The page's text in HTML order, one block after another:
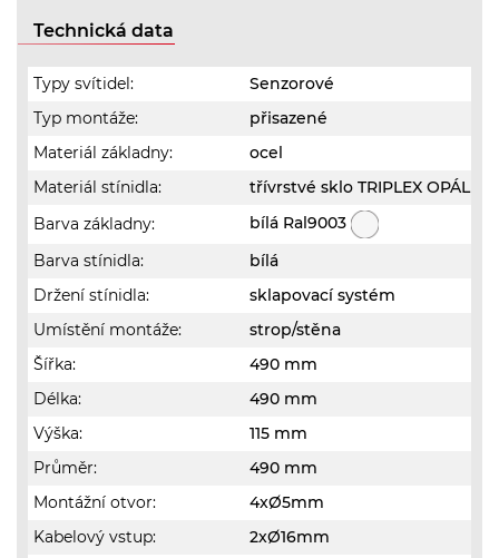
Technická data
Typy svítidel:
Senzorové
Typ montáže:
přisazené
Materiál základny:
ocel
Materiál stínidla:
třívrstvé sklo TRIPLEX OPÁL
Barva základny:
bílá Ral9003
Barva stínidla:
bílá
Držení stínidla:
sklapovací systém
Umístění montáže:
strop/stěna
Šířka:
490 mm
Délka:
490 mm
Výška:
115 mm
Průměr:
490 mm
Montážní otvor:
4xØ5mm
Kabelový vstup:
2xØ16mm